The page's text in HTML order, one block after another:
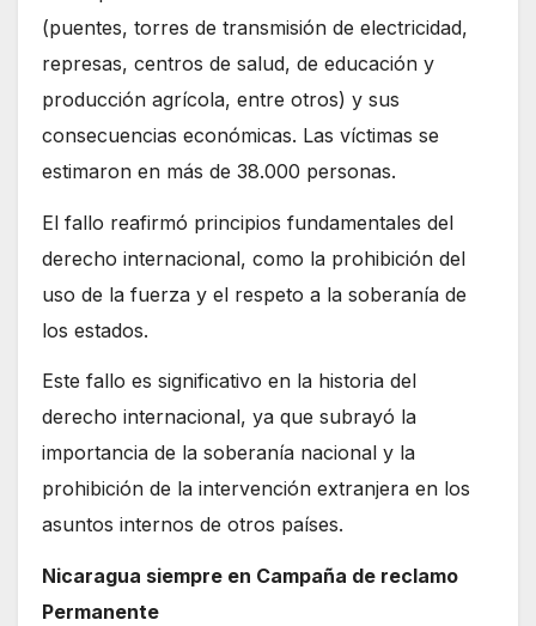
(puentes, torres de transmisión de electricidad,
represas, centros de salud, de educación y
producción agrícola, entre otros) y sus
consecuencias económicas. Las víctimas se
estimaron en más de 38.000 personas.
El fallo reafirmó principios fundamentales del
derecho internacional, como la prohibición del
uso de la fuerza y el respeto a la soberanía de
los estados.
Este fallo es significativo en la historia del
derecho internacional, ya que subrayó la
importancia de la soberanía nacional y la
prohibición de la intervención extranjera en los
asuntos internos de otros países.
Nicaragua siempre en Campaña de reclamo
Permanente